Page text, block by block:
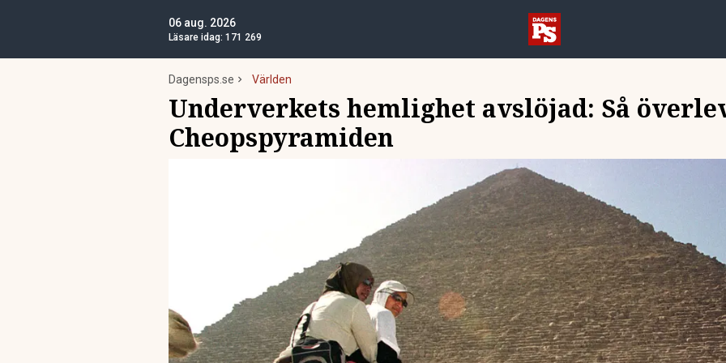
06 aug. 2026
Läsare idag: 171 269
Dagensps.se Världen
Underverkets hemlighet avslöjad: Så
Cheopspyramiden